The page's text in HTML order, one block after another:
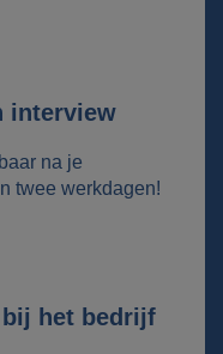
interview
na je
twee werkdagen!
het bedrijf